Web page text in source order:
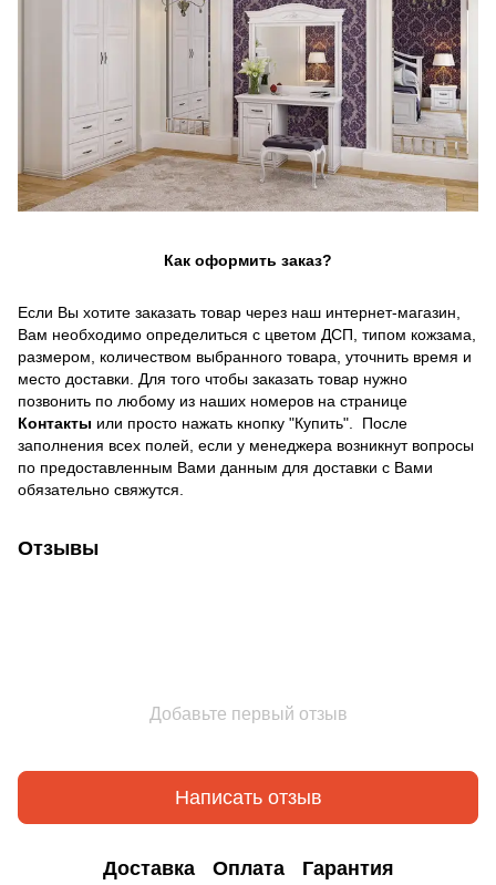
Как оформить заказ?
Если Вы хотите заказать товар через наш интернет-магазин,
Вам необходимо определиться с цветом ДСП, типом кожзама,
размером, количеством выбранного товара, уточнить время и
место доставки. Для того чтобы заказать товар нужно
позвонить по любому из наших номеров на странице
Контакты или просто нажать кнопку "Купить". После
заполнения всех полей, если у менеджера возникнут вопросы
по предоставленным Вами данным для доставки с Вами
обязательно свяжутся.
Отзывы
Добавьте первый отзыв
Написать отзыв
Доставка Оплата Гарантия